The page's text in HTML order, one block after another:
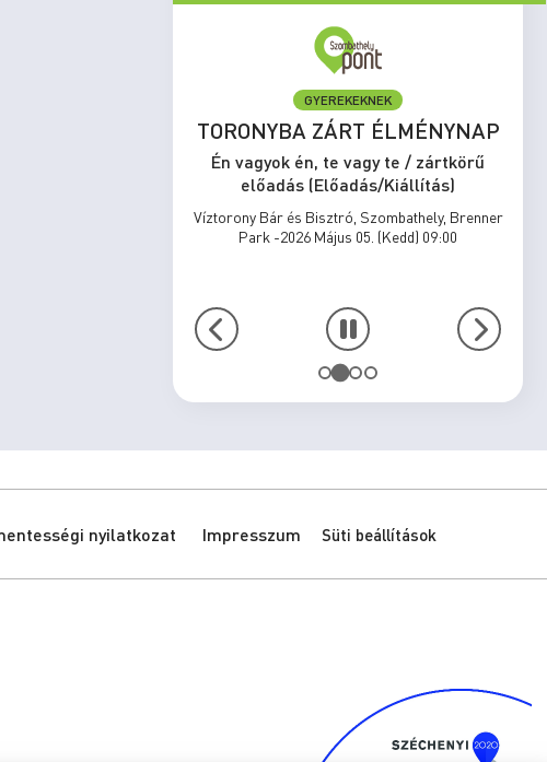
GYEREKEKNEK
TORONYBA ZÁRT ÉLMÉNYNAP
Én vagyok én, te vagy te / zártkörű
előadás (Előadás/Kiállítás)
Víztorony Bár és Bisztró, Szombathely, Brenner
Park -2026 Május 05. (Kedd) 09:00
nyilatkozat Impresszum Süti beállítások